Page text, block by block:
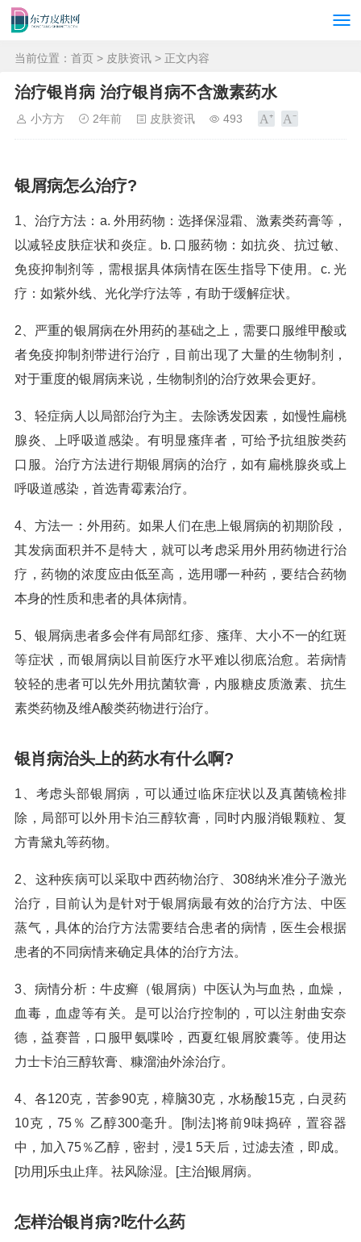
当前位置： 首页 > 皮肤资讯 > 正文内容
治疗银肖病 治疗银肖病不含激素药水
小方方 2年前 皮肤资讯 493
银屑病怎么治疗?
1、治疗方法：a. 外用药物：选择保湿霜、激素类药膏等，
以减轻皮肤症状和炎症。b. 口服药物：如抗炎、抗过敏、
免疫抑制剂等，需根据具体病情在医生指导下使用。c. 光
疗：如紫外线、光化学疗法等，有助于缓解症状。
2、严重的银屑病在外用药的基础之上，需要口服维甲酸或
者免疫抑制剂带进行治疗，目前出现了大量的生物制剂，
对于重度的银屑病来说，生物制剂的治疗效果会更好。
3、轻症病人以局部治疗为主。去除诱发因素，如慢性扁桃
腺炎、上呼吸道感染。有明显瘙痒者，可给予抗组胺类药
口服。治疗方法进行期银屑病的治疗，如有扁桃腺炎或上
呼吸道感染，首选青霉素治疗。
4、方法一：外用药。如果人们在患上银屑病的初期阶段，
其发病面积并不是特大，就可以考虑采用外用药物进行治
疗，药物的浓度应由低至高，选用哪一种药，要结合药物
本身的性质和患者的具体病情。
5、银屑病患者多会伴有局部红疹、瘙痒、大小不一的红斑
等症状，而银屑病以目前医疗水平难以彻底治愈。若病情
较轻的患者可以先外用抗菌软膏，内服糖皮质激素、抗生
素类药物及维A酸类药物进行治疗。
银肖病治头上的药水有什么啊?
1、考虑头部银屑病，可以通过临床症状以及真菌镜检排
除，局部可以外用卡泊三醇软膏，同时内服消银颗粒、复
方青黛丸等药物。
2、这种疾病可以采取中西药物治疗、308纳米准分子激光
治疗，目前认为是针对于银屑病最有效的治疗方法、中医
蒸气，具体的治疗方法需要结合患者的病情，医生会根据
患者的不同病情来确定具体的治疗方法。
3、病情分析：牛皮癣（银屑病）中医认为与血热，血燥，
血毒，血虚等有关。是可以治疗控制的，可以注射曲安奈
德，益赛普，口服甲氨喋呤，西夏红银屑胶囊等。使用达
力士卡泊三醇软膏、糠溜油外涂治疗。
4、各120克，苦参90克，樟脑30克，水杨酸15克，白灵药
10克，75％ 乙醇300毫升。[制法]将前9味捣碎，置容器
中，加入75％乙醇，密封，浸1 5天后，过滤去渣，即成。
[功用]乐虫止痒。祛风除湿。[主治]银屑病。
怎样治银肖病?吃什么药